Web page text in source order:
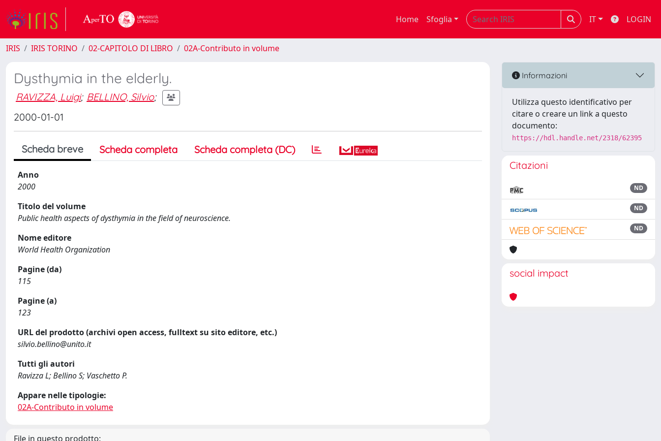
Home Sfoglia IT LOGIN
IRIS IRIS TORINO 02-CAPITOLO DI LIBRO 02A-Contributo in volume
Dysthymia in the elderly.
RAVIZZA, Luigi; BELLINO, Silvio;
2000-01-01
Scheda breve Scheda completa Scheda completa (DC)
Anno
2000
Titolo del volume
Public health aspects of dysthymia in the field of neuroscience.
Nome editore
World Health Organization
Pagine (da)
115
Pagine (a)
123
URL del prodotto (archivi open access, fulltext su sito editore, etc.)
silvio.bellino@unito.it
Tutti gli autori
Ravizza L; Bellino S; Vaschetto P.
Appare nelle tipologie:
02A-Contributo in volume
File in questo prodotto:
Informazioni
Utilizza questo identificativo per
citare o creare un link a questo
documento:
https://hdl.handle.net/2318/62395
Citazioni
ND
ND
ND
social impact